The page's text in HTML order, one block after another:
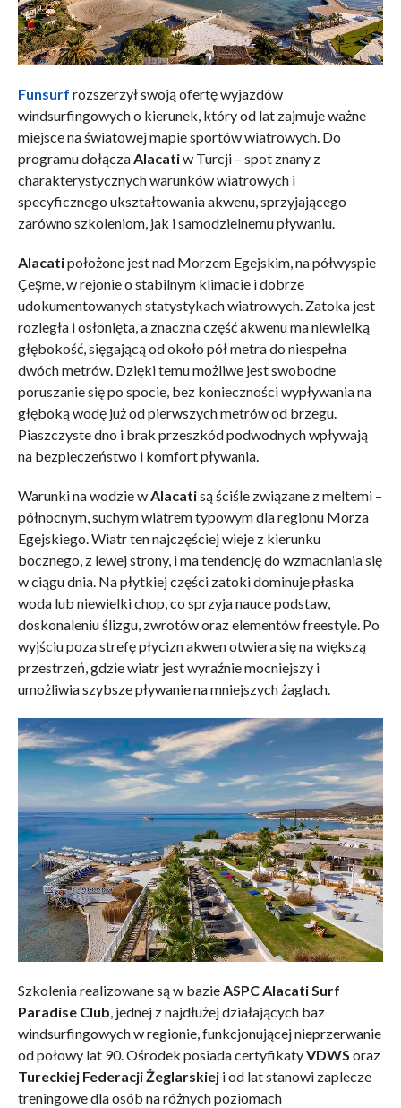
Funsurf rozszerzył swoją ofertę wyjazdów
windsurfingowych o kierunek, który od lat zajmuje ważne
miejsce na światowej mapie sportów wiatrowych. Do
programu dołączaAlacatiw Turcji – spot znany z
charakterystycznych warunków wiatrowych i
specyficznego ukształtowania akwenu, sprzyjającego
zarówno szkoleniom, jak i samodzielnemu pływaniu.
Alacatipołożone jest nad Morzem Egejskim, na półwyspie
Çeşme, w rejonie o stabilnym klimacie i dobrze
udokumentowanych statystykach wiatrowych. Zatoka jest
rozległa i osłonięta, a znaczna część akwenu ma niewielką
głębokość, sięgającą od około pół metra do niespełna
dwóch metrów. Dzięki temu możliwe jest swobodne
poruszanie się po spocie, bez konieczności wypływania na
głęboką wodę już od pierwszych metrów od brzegu.
Piaszczyste dno i brak przeszkód podwodnych wpływają
na bezpieczeństwo i komfort pływania.
Warunki na wodzie wAlacatisą ściśle związane z meltemi –
północnym, suchym wiatrem typowym dla regionu Morza
Egejskiego. Wiatr ten najczęściej wieje z kierunku
bocznego, z lewej strony, i ma tendencję do wzmacniania się
w ciągu dnia. Na płytkiej części zatoki dominuje płaska
woda lub niewielki chop, co sprzyja nauce podstaw,
doskonaleniu ślizgu, zwrotów oraz elementów freestyle. Po
wyjściu poza strefę płycizn akwen otwiera się na większą
przestrzeń, gdzie wiatr jest wyraźnie mocniejszy i
umożliwia szybsze pływanie na mniejszych żaglach.
Szkolenia realizowane są w bazieASPCAlacatiSurf
Paradise Club, jednej z najdłużej działających baz
windsurfingowych w regionie, funkcjonującej nieprzerwanie
od połowy lat 90. Ośrodek posiada certyfikatyVDWS oraz
Tureckiej Federacji Żeglarskieji od lat stanowi zaplecze
treningowe dla osób na różnych poziomach